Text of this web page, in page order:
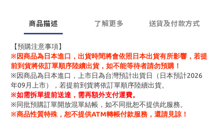
商品描述 了解更多 送貨及付款方式
【預購注意事項】
※因商品為日本進口，出貨時間將會依照日本出貨有所影響，若提
前到貨將依訂單順序陸續出貨，如不能等待者請勿預購！
※因商品為日本進口，上市日為台灣預計出貨日（日本預計2026
年09月上市），若提前到貨將依訂單順序陸續出貨。
※如需拆單提前送達，需再額外支付運費。
※同批預購訂單開放混單結帳，如不同批恕不提供此服務。
※商品性質特殊，恕不提供ATM轉帳付款服務，還請見諒！